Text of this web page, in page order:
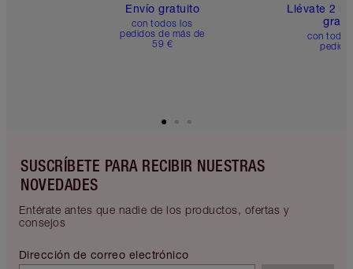
Envío gratuito
con todos los
pedidos de más de
59 €
Llévate 2
gratis
con
SUSCRÍBETE PARA RECIBIR NUESTRAS
NOVEDADES
Entérate antes que nadie de los productos, ofertas y
consejos
Dirección de correo electrónico